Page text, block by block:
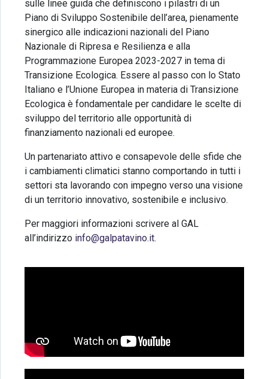
sulle linee guida che definiscono i pilastri di un
Piano di Sviluppo Sostenibile dell’area, pienamente
sinergico alle indicazioni nazionali del Piano
Nazionale di Ripresa e Resilienza e alla
Programmazione Europea 2023-2027 in tema di
Transizione Ecologica. Essere al passo con lo Stato
Italiano e l’Unione Europea in materia di Transizione
Ecologica è fondamentale per candidare le scelte di
sviluppo del territorio alle opportunità di
finanziamento nazionali ed europee.
Un partenariato attivo e consapevole delle sfide che
i cambiamenti climatici stanno comportando in tutti i
settori sta lavorando con impegno verso una visione
di un territorio innovativo, sostenibile e inclusivo.
Per maggiori informazioni scrivere al GAL
all’indirizzo info@galpatavino.it.